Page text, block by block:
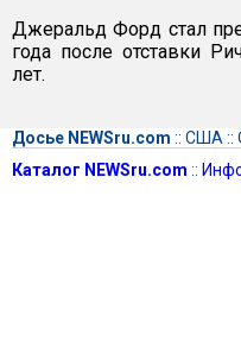
Джеральд Форд стал
года после отставки
лет.
Досье NEWSru.com :: США ::
Каталог NEWSru.com ::